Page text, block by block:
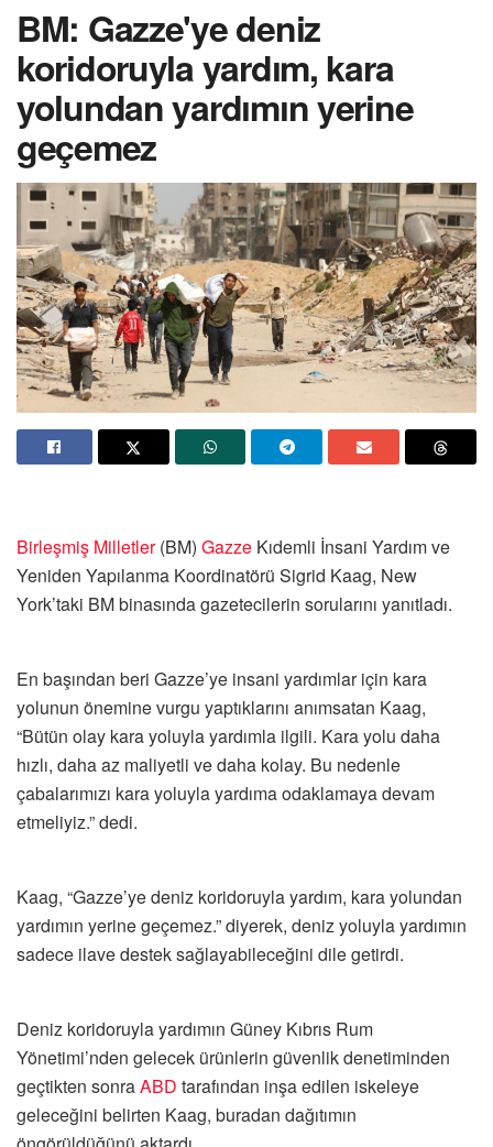
BM: Gazze'ye deniz
koridoruyla yardım, kara
yolundan yardımın yerine
geçemez
Birleşmiş Milletler(BM) Gazze Kıdemli İnsani Yardım ve
Yeniden Yapılanma Koordinatörü Sigrid Kaag, New
York’taki BM binasında gazetecilerin sorularını yanıtladı.
En başından beri Gazze’ye insani yardımlar için kara
yolunun önemine vurgu yaptıklarını anımsatan Kaag,
“Bütün olay kara yoluyla yardımla ilgili. Kara yolu daha
hızlı, daha az maliyetli ve daha kolay. Bu nedenle
çabalarımızı kara yoluyla yardıma odaklamaya devam
etmeliyiz.” dedi.
Kaag, “Gazze’ye deniz koridoruyla yardım, kara yolundan
yardımın yerine geçemez.” diyerek, deniz yoluyla yardımın
sadece ilave destek sağlayabileceğini dile getirdi.
Deniz koridoruyla yardımın Güney Kıbrıs Rum
Yönetimi’nden gelecek ürünlerin güvenlik denetiminden
geçtikten sonraABD tarafından inşa edilen iskeleye
geleceğini belirten Kaag, buradan dağıtımın